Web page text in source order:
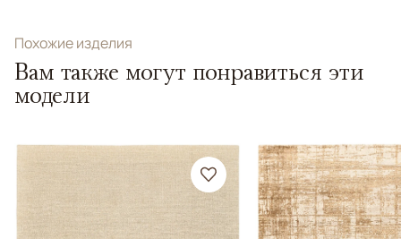
Похожие изделия
Вам также могут понравиться эти
модели